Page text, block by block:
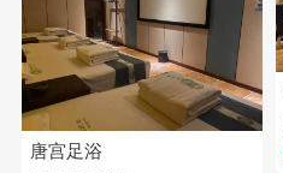
唐宫足浴